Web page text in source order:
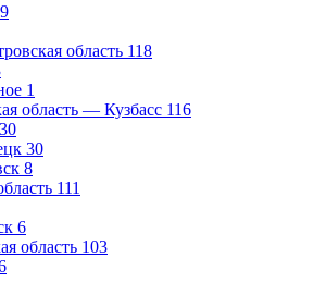
9
область 118
1
область — Кузбасс 116
30
30
8
111
6
область 103